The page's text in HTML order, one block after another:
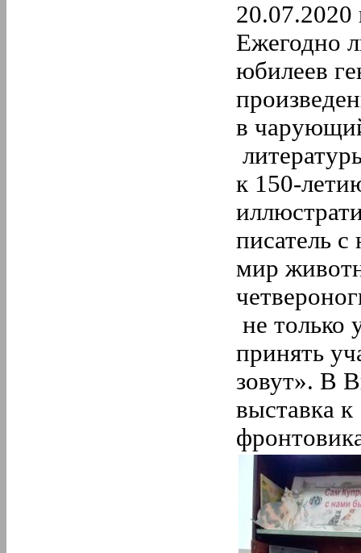
20.07.2020
Ежегодно
юбилеев
в
к 150-
писатель с
мир
не только
принять
зовут». В
выставка